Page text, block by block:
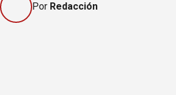
Por Redacción